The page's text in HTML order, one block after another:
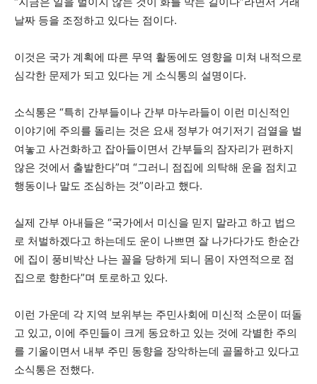
날짜 등을 조정하고 있다는 점이다.
이것은 국가 계획에 따른 무역 활동에도 영향을 미쳐 내적으로
심각한 문제가 되고 있다는 게 소식통의 설명이다.
소식통은 “특히 간부들이나 간부 마누라들이 이런 미신적인
이야기에 주의를 돌리는 것은 요새 정부가 여기저기 검열을 벌
여놓고 사건화하고 잡아들이면서 간부들의 잠자리가 편하지
않은 것에서 출발한다”며 “그러니 점집에 의탁해 운을 점치고
행동이나 말도 조심하는 것”이라고 했다.
실제 간부 아내들은 “국가에서 미신을 믿지 말라고 하고 법으
로 처벌하겠다고 하는데도 운이 나쁘면 잘 나가다가도 한순간
에 집이 풍비박산 나는 꼴을 당하게 되니 몸이 자연적으로 점
집으로 향한다”며 토로하고 있다.
이런 가운데 각 지역 보위부는 주민사회에 미신적 소문이 떠돌
고 있고, 이에 주민들이 크게 동요하고 있는 것에 각별한 주의
를 기울이면서 내부 주민 동향을 장악하는데 골몰하고 있다고
소식통은 전했다.